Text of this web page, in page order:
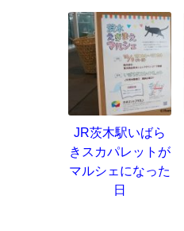
JR茨木駅いばら
きスカパレットが
マルシェになった
日